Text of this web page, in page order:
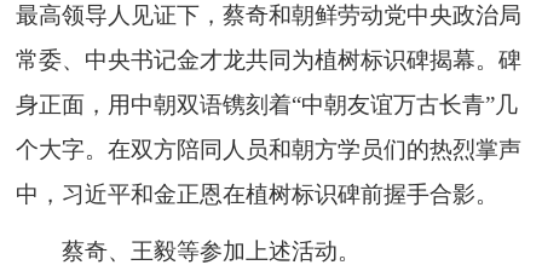
最高领导人见证下，蔡奇和朝鲜劳动党中央政治局
常委、中央书记金才龙共同为植树标识碑揭幕。碑
身正面，用中朝双语镌刻着“中朝友谊万古长青”几
个大字。在双方陪同人员和朝方学员们的热烈掌声
中，习近平和金正恩在植树标识碑前握手合影。
蔡奇、王毅等参加上述活动。